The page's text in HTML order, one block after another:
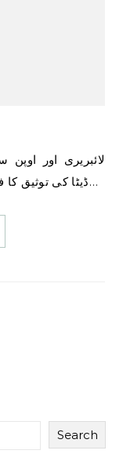
ڈیٹا کی توثیق کا فریم ورک جو دنیا کی کچھ بڑی کمپنیوں کے…
Search